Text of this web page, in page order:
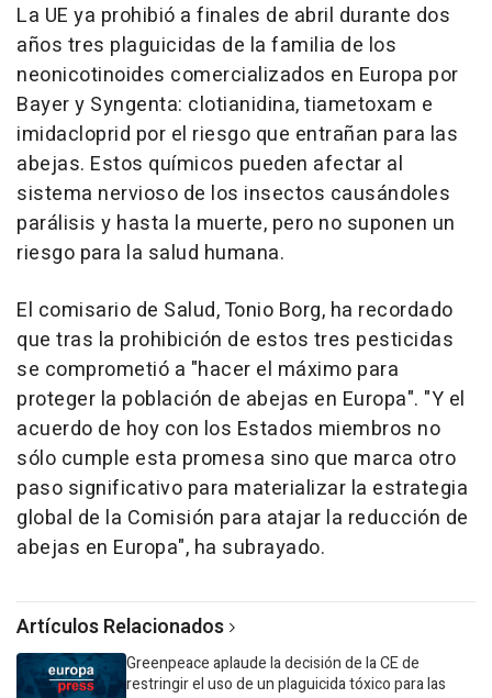
La UE ya prohibió a finales de abril durante dos
años tres plaguicidas de la familia de los
neonicotinoides comercializados en Europa por
Bayer y Syngenta: clotianidina, tiametoxam e
imidacloprid por el riesgo que entrañan para las
abejas. Estos químicos pueden afectar al
sistema nervioso de los insectos causándoles
parálisis y hasta la muerte, pero no suponen un
riesgo para la salud humana.
El comisario de Salud, Tonio Borg, ha recordado
que tras la prohibición de estos tres pesticidas
se comprometió a "hacer el máximo para
proteger la población de abejas en Europa". "Y el
acuerdo de hoy con los Estados miembros no
sólo cumple esta promesa sino que marca otro
paso significativo para materializar la estrategia
global de la Comisión para atajar la reducción de
abejas en Europa", ha subrayado.
Artículos Relacionados
Greenpeace aplaude la decisión de la CE de
restringir el uso de un plaguicida tóxico para las